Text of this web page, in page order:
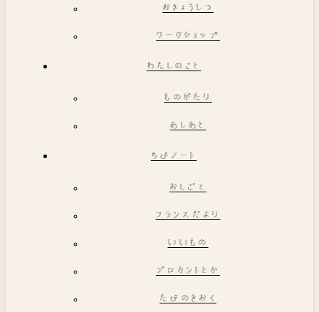
おきょうしつ
ワークショップ
わたしのこと
ものがたり
あしあと
ちびノート
おしごと
フランスだより
いいもの
ブロカントとか
たびのきおく